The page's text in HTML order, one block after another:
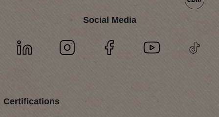
Social Media
Certifications